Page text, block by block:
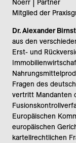
Noerr | Partner
Mitglied der
Dr. Alexander
aus den
Erst- und
Fragen des
vertritt Mandanten
Europäischen
europäischen
kartellrechtlichen